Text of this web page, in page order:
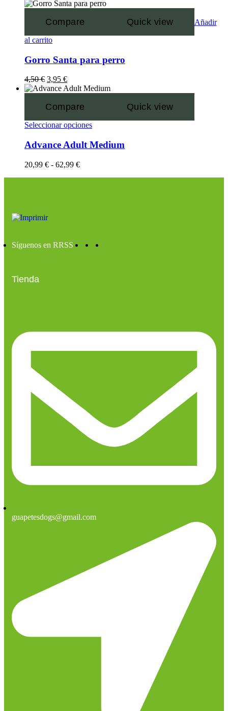
Compare Quick view Añadir
al carrito
Gorro Santa para perro
4,50€ 3,95 €
Compare Quick view
Seleccionar opciones
Advance Adult Medium
20,99 € - 62,99 €
Síguenos en RRSS
Tienda
guapetesdogs@gmail.com